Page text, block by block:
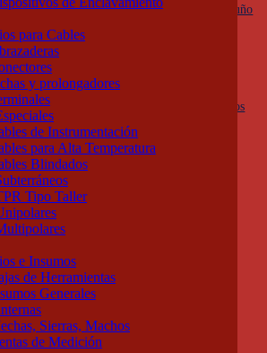
para Cables
y prolongadores
de Instrumentación
para Alta Temperatura
Blindados
Tipo Taller
e Insumos
de Herramientas
Generales
Sierras, Machos
de Medición
Botoneras, pulsadores y golpes de puño
Ojos de Buey
Selectoras
Dispositivos de Protección
Fusibles y descargadores atmosféricos
Termomagnéticas y diferenciales
Contactores
Guardamotores
Relés térmicos
Interruptores y seccionadores
Accesorios y Componentes
Borneras y Accesorios
Rieles y Soportes
Accesorios para Cables
Abrazaderas
Fichas y prolongadores
Terminales